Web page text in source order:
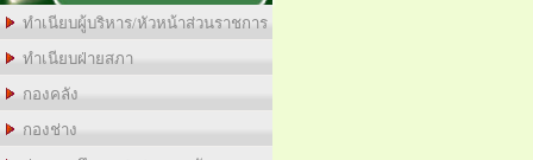
ทำเนียบผู้บริหาร/หัวหน้าส่วนราชการ
ทำเนียบฝ่ายสภา
กองคลัง
กองช่าง